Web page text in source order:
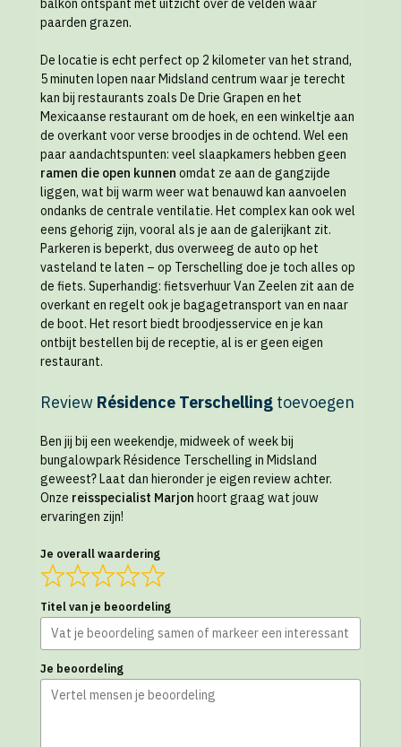
balkon ontspant met uitzicht over de velden waar
paarden grazen.
De locatie is echt perfect op 2 kilometer van het strand,
5 minuten lopen naar Midsland centrum waar je terecht
kan bij restaurants zoals De Drie Grapen en het
Mexicaanse restaurant om de hoek, en een winkeltje aan
de overkant voor verse broodjes in de ochtend. Wel een
paar aandachtspunten: veel slaapkamers hebben geen
ramen die open kunnen omdat ze aan de gangzijde
liggen, wat bij warm weer wat benauwd kan aanvoelen
ondanks de centrale ventilatie. Het complex kan ook wel
eens gehorig zijn, vooral als je aan de galerijkant zit.
Parkeren is beperkt, dus overweeg de auto op het
vasteland te laten – op Terschelling doe je toch alles op
de fiets. Superhandig: fietsverhuur Van Zeelen zit aan de
overkant en regelt ook je bagagetransport van en naar
de boot. Het resort biedt broodjesservice en je kan
ontbijt bestellen bij de receptie, al is er geen eigen
restaurant.
Review Résidence Terschelling toevoegen
Ben jij bij een weekendje, midweek of week bij
bungalowpark Résidence Terschelling in Midsland
geweest? Laat dan hieronder je eigen review achter.
Onze reisspecialist Marjon hoort graag wat jouw
ervaringen zijn!
Je overall waardering
Titel van je beoordeling
Je beoordeling